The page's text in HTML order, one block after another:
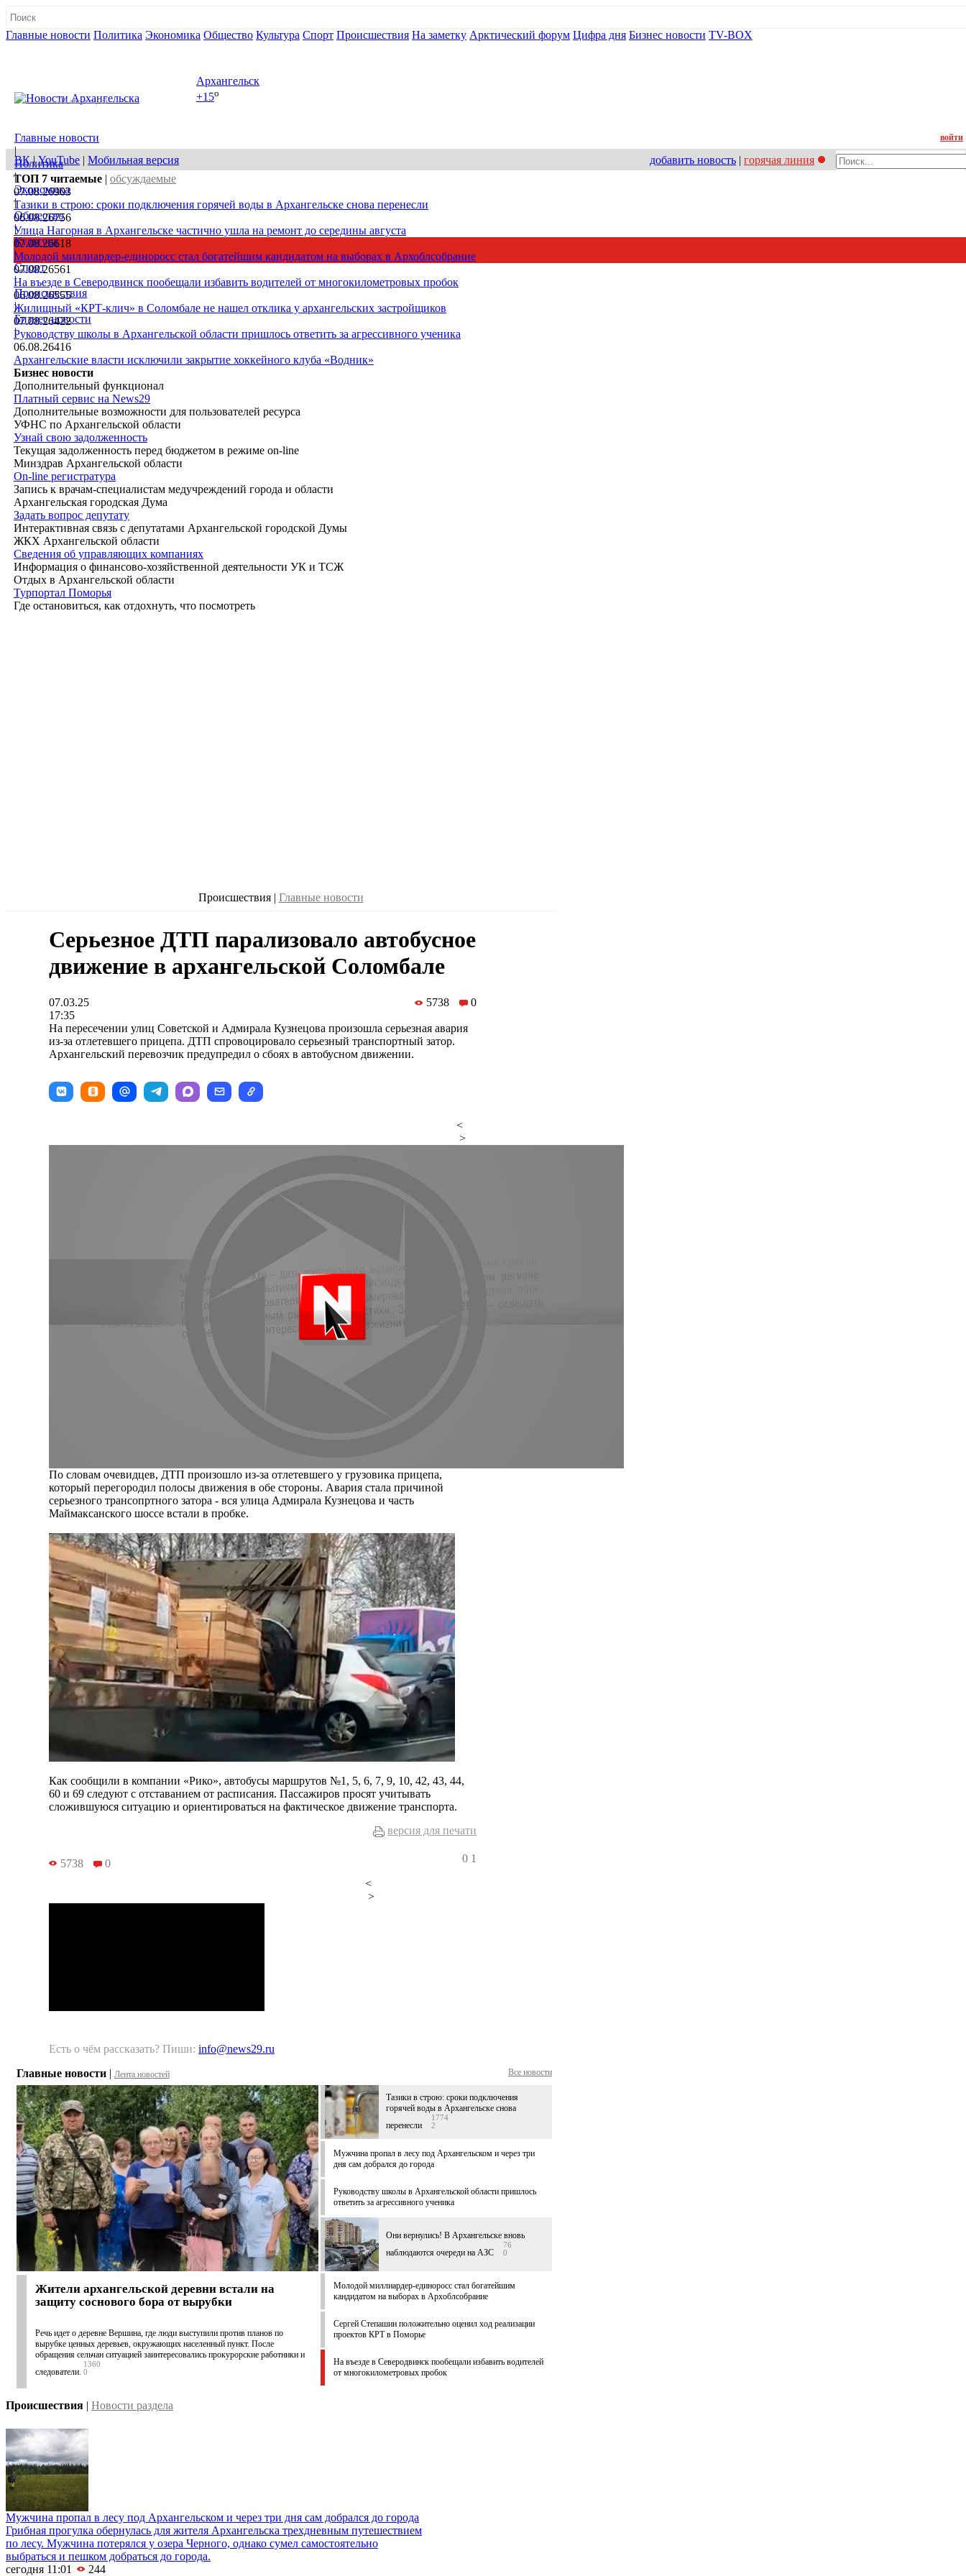
Главные новости Политика Экономика Общество Культура Спорт Происшествия На заметку Арктический форум Цифра дня Бизнес новости TV-BOX
08 августа, сб
Архангельск
+15o
Главные новости
|
Политика
|
Экономика
|
Общество
|
Культура
|
Спорт
|
Происшествия
|
Бизнес новости
|
войти
ВК|YouTube | Мобильная версия добавить новость | горячая линия
ТОП 7 читаемые | обсуждаемые
07.08.26903
Тазики в строю: сроки подключения горячей воды в Архангельске снова перенесли
06.08.26756
Улица Нагорная в Архангельске частично ушла на ремонт до середины августа
07.08.26618
Молодой миллиардер-единоросс стал богатейшим кандидатом на выборах в Архоблсобрание
07.08.26561
На въезде в Северодвинск пообещали избавить водителей от многокилометровых пробок
06.08.26555
Жилищный «КРТ-клич» в Соломбале не нашел отклика у архангельских застройщиков
07.08.26422
Руководству школы в Архангельской области пришлось ответить за агрессивного ученика
06.08.26416
Архангельские власти исключили закрытие хоккейного клуба «Водник»
Бизнес новости
Дополнительный функционал
Платный сервис на News29
Дополнительные возможности для пользователей ресурса
УФНС по Архангельской области
Узнай свою задолженность
Текущая задолженность перед бюджетом в режиме on-line
Минздрав Архангельской области
On-line регистратура
Запись к врачам-специалистам медучреждений города и области
Архангельская городская Дума
Задать вопрос депутату
Интерактивная связь с депутатами Архангельской городской Думы
ЖКХ Архангельской области
Сведения об управляющих компаниях
Информация о финансово-хозяйственной деятельности УК и ТСЖ
Отдых в Архангельской области
Турпортал Поморья
Где остановиться, как отдохнуть, что посмотреть
Происшествия | Главные новости
Серьезное ДТП парализовало автобусное
движение в архангельской Соломбале
07.03.25
17:35
5738 0
На пересечении улиц Советской и Адмирала Кузнецова произошла серьезная авария
из-за отлетевшего прицепа. ДТП спровоцировало серьезный транспортный затор.
Архангельский перевозчик предупредил о сбоях в автобусном движении.
<
>
По словам очевидцев, ДТП произошло из-за отлетевшего у грузовика прицепа,
который перегородил полосы движения в обе стороны. Авария стала причиной
серьезного трансопртного затора - вся улица Адмирала Кузнецова и часть
Маймаксанского шоссе встали в пробке.
Как сообщили в компании «Рико», автобусы маршрутов №1, 5, 6, 7, 9, 10, 42, 43, 44,
60 и 69 следуют с отставанием от расписания. Пассажиров просят учитывать
сложившуюся ситуацию и ориентироваться на фактическое движение транспорта.
версия для печати
5738 0 0 1
<
>
Есть о чём рассказать? Пиши: info@news29.ru
Главные новости | Лента новостей Все новости
Жители архангельской деревни встали на
защиту соснового бора от вырубки
Речь идет о деревне Вершина, где люди выступили против планов по
вырубке ценных деревьев, окружающих населенный пункт. После
обращения сельчан ситуацией заинтересовались прокурорские работники и
следователи.
1360
0
Тазики в строю: сроки подключения
горячей воды в Архангельске снова
перенесли
1774
2
Мужчина пропал в лесу под Архангельском и через три
дня сам добрался до города
Руководству школы в Архангельской области пришлось
ответить за агрессивного ученика
Они вернулись! В Архангельске вновь
наблюдаются очереди на АЗС
76
0
Молодой миллиардер-единоросс стал богатейшим
кандидатом на выборах в Архоблсобрание
Сергей Степашин положительно оценил ход реализации
проектов КРТ в Поморье
На въезде в Северодвинск пообещали избавить водителей
от многокилометровых пробок
Происшествия | Новости раздела
Мужчина пропал в лесу под Архангельском и через три дня сам добрался до города
Грибная прогулка обернулась для жителя Архангельска трехдневным путешествием
по лесу. Мужчина потерялся у озера Черного, однако сумел самостоятельно
выбраться и пешком добраться до города.
сегодня 11:01
244